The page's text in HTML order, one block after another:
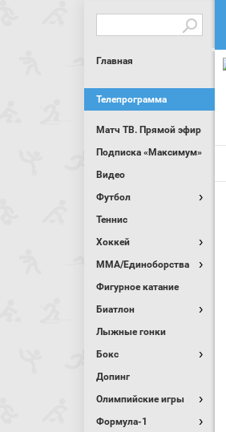
Главная
Телепрограмма
Матч ТВ. Прямой эфир
Подписка «Максимум»
Видео
Футбол
Теннис
Хоккей
MMA/Единоборства
Фигурное катание
Биатлон
Лыжные гонки
Бокс
Допинг
Олимпийские игры
Формула-1